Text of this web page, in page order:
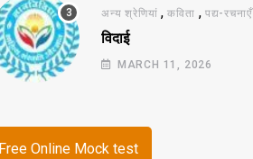
अन्य श्रेणियां ,कविता , पद्य-रचनाएँ
विदाई
MARCH 11, 2026
Free Online Mock test